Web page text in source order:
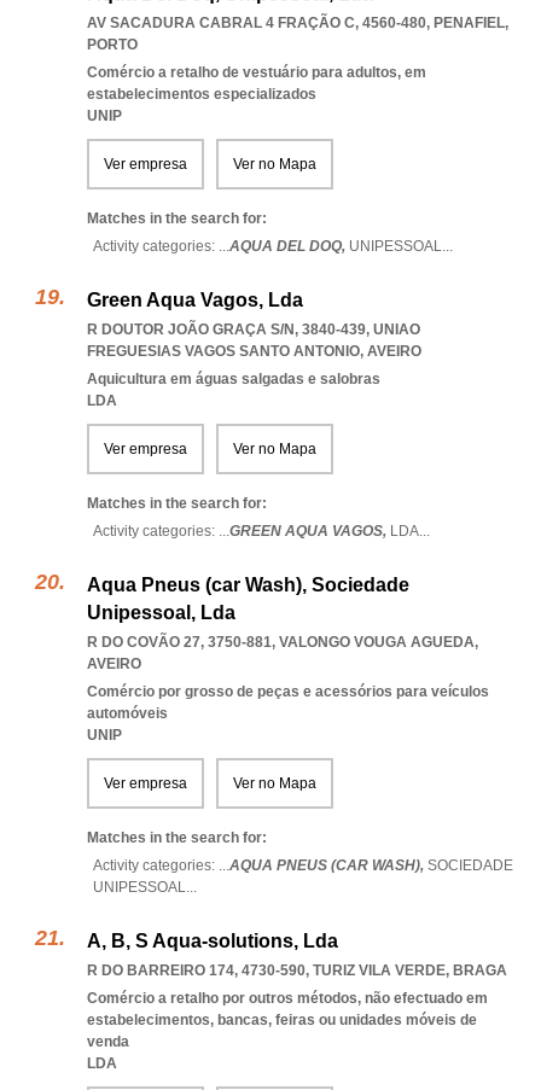
AV SACADURA CABRAL 4 FRAÇÃO C, 4560-480, PENAFIEL,
PORTO
Comércio a retalho de vestuário para adultos, em
estabelecimentos especializados
UNIP
Ver empresa Ver no Mapa
Matches in the search for:
Activity categories: ...AQUA DEL DOQ, UNIPESSOAL...
Green Aqua Vagos, Lda
R DOUTOR JOÃO GRAÇA S/N, 3840-439, UNIAO
FREGUESIAS VAGOS SANTO ANTONIO, AVEIRO
Aquicultura em águas salgadas e salobras
LDA
Ver empresa Ver no Mapa
Matches in the search for:
Activity categories: ...GREEN AQUA VAGOS, LDA...
Aqua Pneus (car Wash), Sociedade
Unipessoal, Lda
R DO COVÃO 27, 3750-881, VALONGO VOUGA AGUEDA,
AVEIRO
Comércio por grosso de peças e acessórios para veículos
automóveis
UNIP
Ver empresa Ver no Mapa
Matches in the search for:
Activity categories: ...AQUA PNEUS (CAR WASH), SOCIEDADE
UNIPESSOAL...
A, B, S Aqua-solutions, Lda
R DO BARREIRO 174, 4730-590, TURIZ VILA VERDE, BRAGA
Comércio a retalho por outros métodos, não efectuado em
estabelecimentos, bancas, feiras ou unidades móveis de
venda
LDA